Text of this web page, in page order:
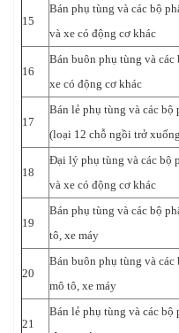
15
Bán phụ tùng và các bộ
và xe có động cơ khác
16
Bán buôn phụ tùng và các
xe có động cơ khác
17
Bán lẻ phụ tùng và các bộ
(loại 12 chỗ ngồi trở
18
Đại lý phụ tùng và các bộ
và xe có động cơ khác
19
Bán phụ tùng và các bộ
tô, xe máy
20
Bán buôn phụ tùng và các
mô tô, xe máy
21
Bán lẻ phụ tùng và các bộ